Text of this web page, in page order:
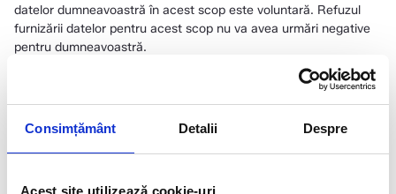
Consimțământ Detalii Despre
Acest site utilizează cookie-uri
datelor dumneavoastră în acest scop este voluntară. Refuzul
furnizării datelor pentru acest scop nu va avea urmări negative
pentru dumneavoastră.
III.2. Dacă sunteți vizitator al Site-ului, Asociatia Help Autism
prelucrează datele dumneavoastră cu caracter personal astfel:
transmiterea, prin intermediul mijloacelor de comunicare
la distanţă (e-mail, sms), de comunicări comerciale
Autism, prin intermediul Site-ului.